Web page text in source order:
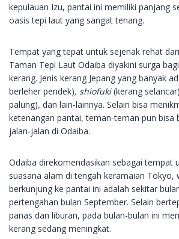
kepulauan Izu, pantai ini memiliki panjang
oasis tepi laut yang sangat tenang.
Tempat yang tepat untuk sejenak rehat
Taman Tepi Laut Odaiba diyakini surga
kerang. Jenis kerang Jepang yang banyak
berleher pendek), shiofuki(kerang selancar)
palung), dan lain-lainnya. Selain bisa
ketenangan pantai, teman-teman pun bisa
jalan-jalan di Odaiba.
Odaiba direkomendasikan sebagai tempat
suasana alam di tengah keramaian Tokyo,
berkunjung ke pantai ini adalah sekitar
pertengahan bulan September. Selain
panas dan liburan, pada bulan-bulan ini
kerang sedang meningkat.